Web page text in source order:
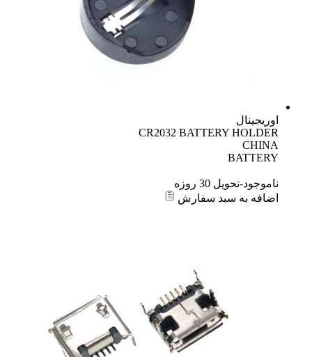
اوریجینال
CR2032 BATTERY HOLDER
CHINA
BATTERY
ناموجود-تحویل 30 روزه
اضافه به سبد سفارش